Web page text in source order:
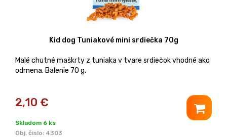
Kid dog Tuniakové mini srdiečka 70g
Malé chutné maškrty z tuniaka v tvare srdiečok vhodné ako
odmena. Balenie 70 g.
2,10 €
Skladom 6 ks
Obj. čislo: 4303